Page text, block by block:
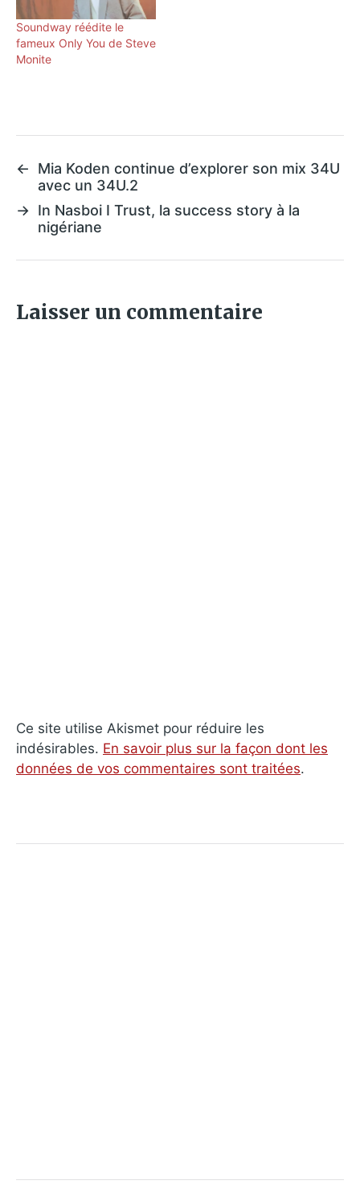
Soundway réédite le
fameux Only You de Steve
Monite
←
Mia Koden continue d’explorer son mix 34U
avec un 34U.2
→ In Nasboi I Trust, la success story à la
nigériane
Laisser un commentaire
Ce site utilise Akismet pour réduire les
indésirables. En savoir plus sur la façon dont les
données de vos commentaires sont traitées.